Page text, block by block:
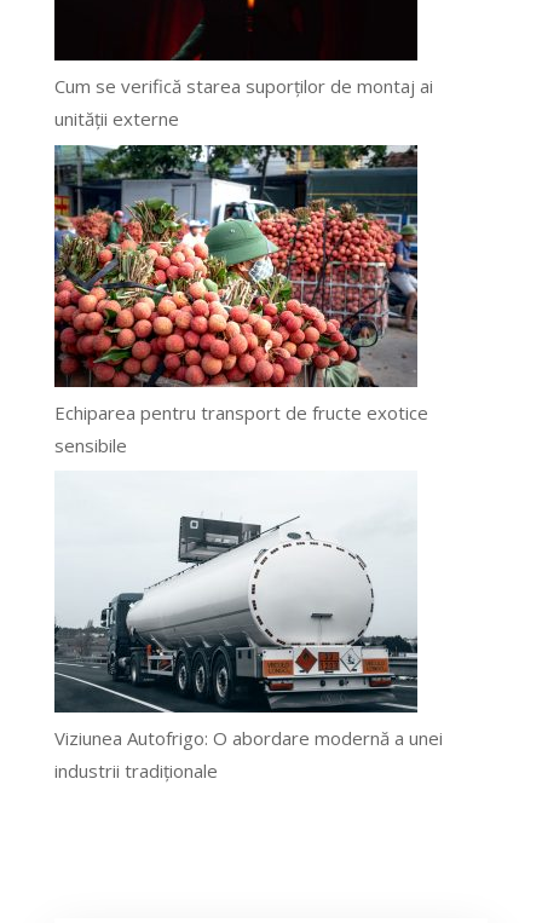
Cum se verifică starea suporților de montaj ai
unității externe
Echiparea pentru transport de fructe exotice
sensibile
Viziunea Autofrigo: O abordare modernă a unei
industrii tradiționale